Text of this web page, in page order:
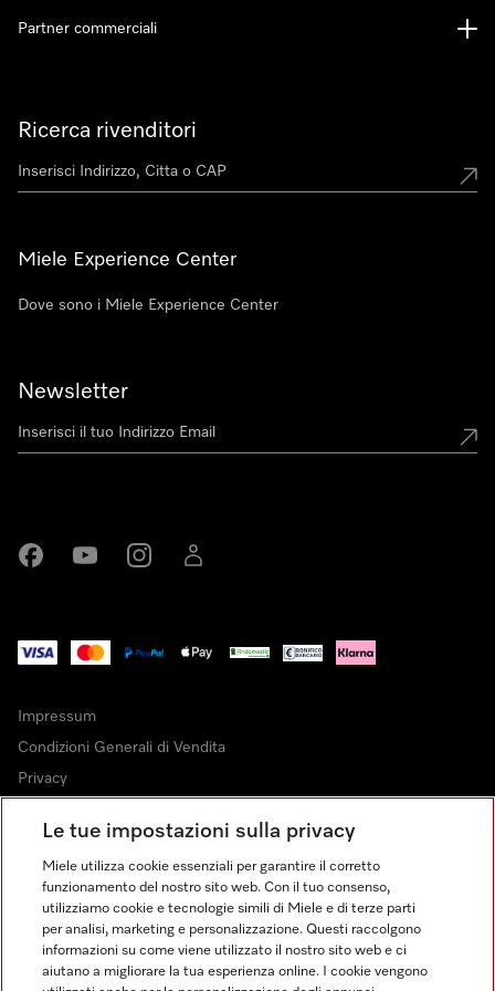
Ricerca rivenditori
Miele Experience Center
Dove sono i Miele Experience Center
Newsletter
Partner commerciali
Impressum
Condizioni Generali di Vendita
Privacy
Dichiarazione di Accessibilità
Modulo di recesso
Legge sui servizi digitali
Impostazioni cookie
Le tue impostazioni sulla privacy
Miele utilizza cookie essenziali per garantire il corretto
funzionamento del nostro sito web. Con il tuo consenso,
utilizziamo cookie e tecnologie simili di Miele e di terze parti
per analisi, marketing e personalizzazione. Questi raccolgono
informazioni su come viene utilizzato il nostro sito web e ci
aiutano a migliorare la tua esperienza online. I cookie vengono